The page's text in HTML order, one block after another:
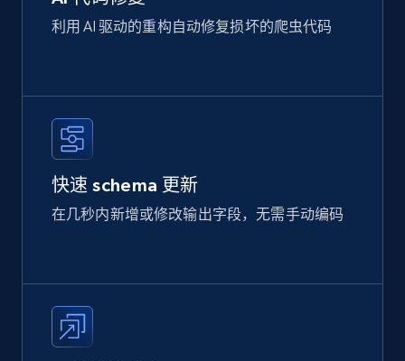
利用 AI 驱动的重构自动修复损坏的爬虫代码
快速 schema 更新
在几秒内新增或修改输出字段，无需手动编码